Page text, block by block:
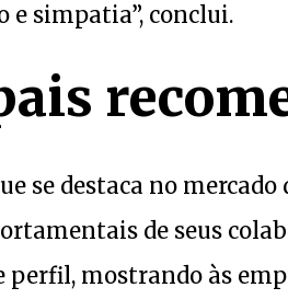
e simpatia”, conclui.
se destaca no
de seus
perfil, mostrando às